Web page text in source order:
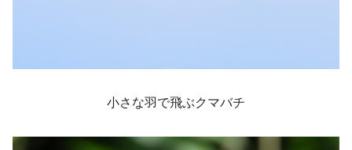
小さな羽で飛ぶクマバチ